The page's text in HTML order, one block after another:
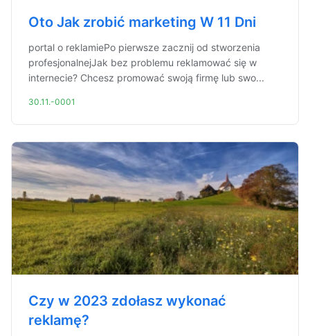
Oto Jak zrobić marketing W 11 Dni
portal o reklamiePo pierwsze zacznij od stworzenia
profesjonalnejJak bez problemu reklamować się w
internecie? Chcesz promować swoją firmę lub swo...
30.11.-0001
Czy w 2023 zdołasz wykonać
reklamę?